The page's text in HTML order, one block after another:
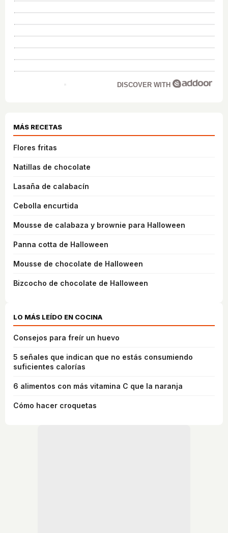
DISCOVER WITH
MÁS RECETAS
Flores fritas
Natillas de chocolate
Lasaña de calabacín
Cebolla encurtida
Mousse de calabaza y brownie para Halloween
Panna cotta de Halloween
Mousse de chocolate de Halloween
Bizcocho de chocolate de Halloween
LO MÁS LEÍDO EN COCINA
Consejos para freír un huevo
5 señales que indican que no estás consumiendo
suficientes calorías
6 alimentos con más vitamina C que la naranja
Cómo hacer croquetas